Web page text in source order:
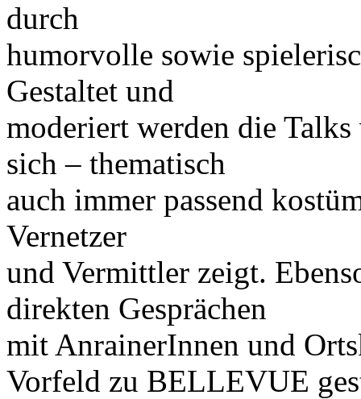
durch
humorvolle sowie
Gestaltet und
moderiert werden die
sich – thematisch
auch immer passend
Vernetzer
und Vermittler zeigt.
direkten Gesprächen
mit AnrainerInnen und
Vorfeld zu BELLEVUE